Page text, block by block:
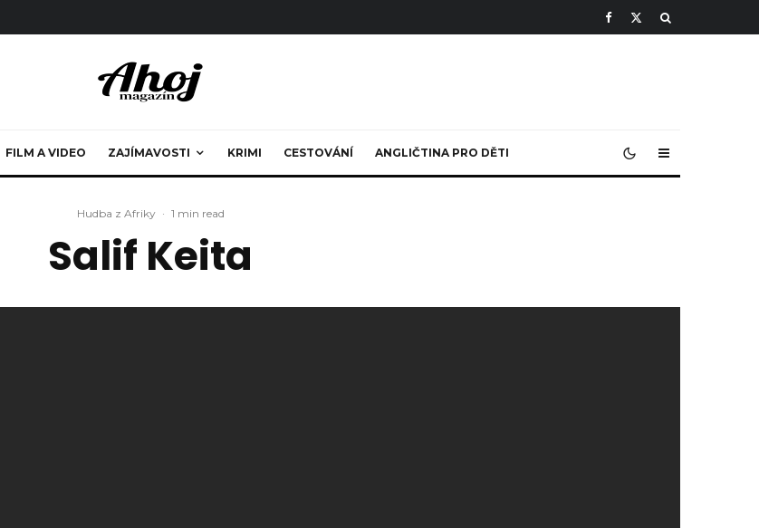
FILM A VIDEO ZAJÍMAVOSTI KRIMI CESTOVÁNÍ ANGLIČTINA PRO DĚTI
Hudba z Afriky · 1 min read
Salif Keita